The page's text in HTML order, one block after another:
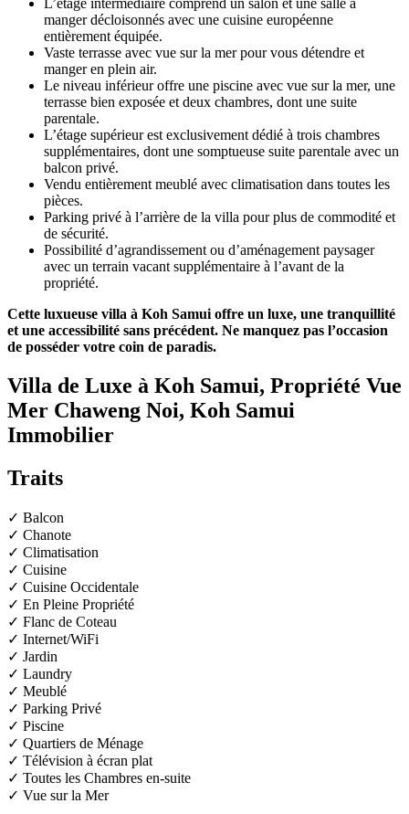
L’étage intermédiaire comprend un salon et une salle à
manger décloisonnés avec une cuisine européenne
entièrement équipée.
Vaste terrasse avec vue sur la mer pour vous détendre et
manger en plein air.
Le niveau inférieur offre une piscine avec vue sur la mer, une
terrasse bien exposée et deux chambres, dont une suite
parentale.
L’étage supérieur est exclusivement dédié à trois chambres
supplémentaires, dont une somptueuse suite parentale avec un
balcon privé.
Vendu entièrement meublé avec climatisation dans toutes les
pièces.
Parking privé à l’arrière de la villa pour plus de commodité et
de sécurité.
Possibilité d’agrandissement ou d’aménagement paysager
avec un terrain vacant supplémentaire à l’avant de la
propriété.
Cette luxueuse villa à Koh Samui offre un luxe, une tranquillité
et une accessibilité sans précédent. Ne manquez pas l’occasion
de posséder votre coin de paradis.
Villa de Luxe à Koh Samui, Propriété Vue
Mer Chaweng Noi, Koh Samui
Immobilier
Traits
✓ Balcon
✓ Chanote
✓ Climatisation
✓ Cuisine
✓ Cuisine Occidentale
✓ En Pleine Propriété
✓ Flanc de Coteau
✓ Internet/WiFi
✓ Jardin
✓ Laundry
✓ Meublé
✓ Parking Privé
✓ Piscine
✓ Quartiers de Ménage
✓ Télévision à écran plat
✓ Toutes les Chambres en-suite
✓ Vue sur la Mer